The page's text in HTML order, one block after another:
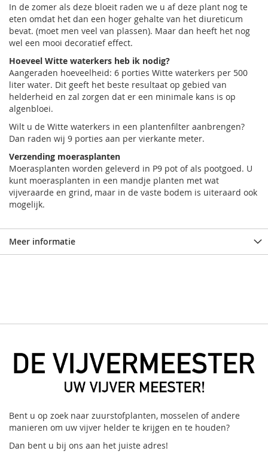
In de zomer als deze bloeit raden we u af deze plant nog te
eten omdat het dan een hoger gehalte van het diureticum
bevat. (moet men veel van plassen). Maar dan heeft het nog
wel een mooi decoratief effect.
Hoeveel Witte waterkers heb ik nodig?
Aangeraden hoeveelheid: 6 porties Witte waterkers per 500
liter water. Dit geeft het beste resultaat op gebied van
helderheid en zal zorgen dat er een minimale kans is op
algenbloei.
Wilt u de Witte waterkers in een plantenfilter aanbrengen?
Dan raden wij 9 porties aan per vierkante meter.
Verzending moerasplanten
Moerasplanten worden geleverd in P9 pot of als pootgoed. U
kunt moerasplanten in een mandje planten met wat
vijveraarde en grind, maar in de vaste bodem is uiteraard ook
mogelijk.
Meer informatie
Bent u op zoek naar zuurstofplanten, mosselen of andere
manieren om uw vijver helder te krijgen en te houden?
Dan bent u bij ons aan het juiste adres!